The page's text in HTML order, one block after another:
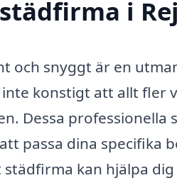
i
och snyggt är en
konstigt att allt fler
Dessa
passa dina specifika
kan hjälpa dig